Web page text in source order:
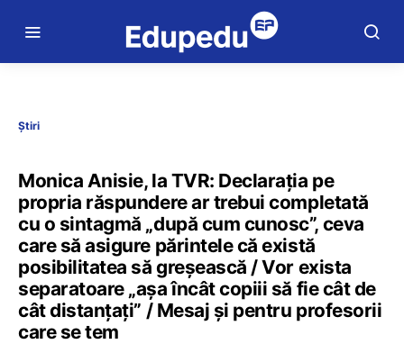
Știri
Monica Anisie, la TVR: Declarația pe
propria răspundere ar trebui completată
cu o sintagmă „după cum cunosc”, ceva
care să asigure părintele că există
posibilitatea să greșească / Vor exista
separatoare „așa încât copiii să fie cât de
cât distanțați” / Mesaj și pentru profesorii
care se tem